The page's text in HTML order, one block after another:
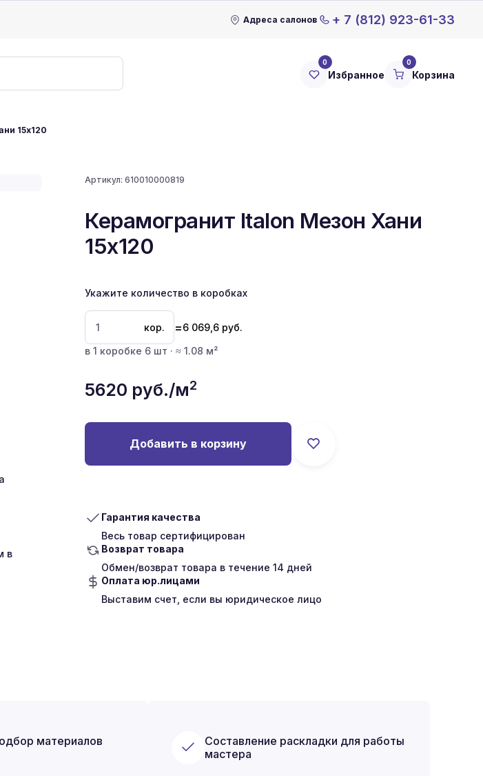
Адреса салонов + 7 (812) 923-61-33
0
Избранное
0
Корзина
15x120
Артикул:610010000819
Керамогранит Italon Мезон Хани
15x120
Укажите количество в коробках
кор. =6 069,6 руб.
в 1 коробке 6 шт · ≈ 1.08 м²
5620 руб./м2
Добавить в корзину
Гарантия качества
Весь товар сертифицирован
Возврат товара
Обмен/возврат товара в течение 14 дней
Оплата юр.лицами
Выставим счет, если вы юридическое лицо
в
материалов
Составление раскладки для работы
мастера